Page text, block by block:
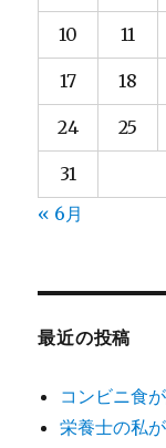
10 11
17 18
24 25
31
« 6月
最近の投稿
コンビニ食
栄養士の私